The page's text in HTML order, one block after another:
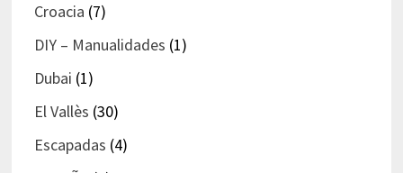
Croacia (7)
DIY – Manualidades (1)
Dubai (1)
El Vallès (30)
Escapadas (4)